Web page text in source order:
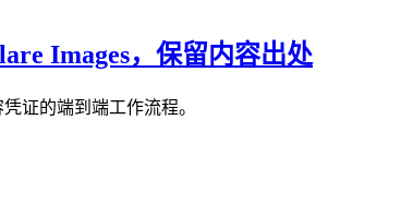
Images，保留内容出处
证的端到端工作流程。